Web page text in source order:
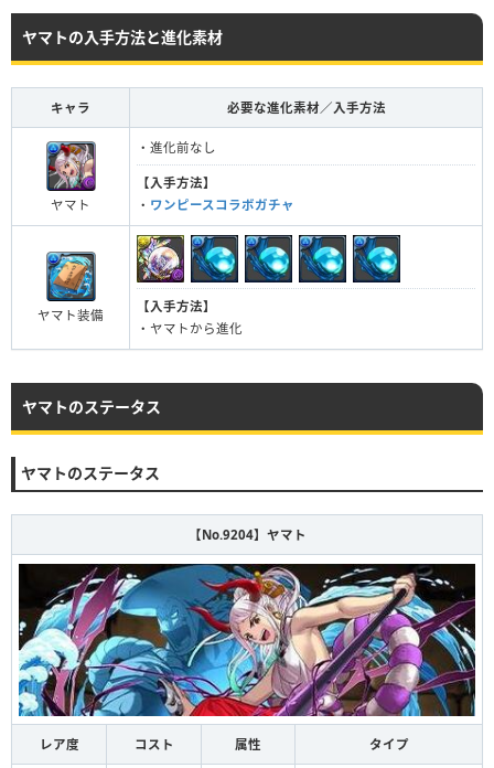
ヤマトの入手方法と進化素材
キャラ 必要な進化素材／入手方法
ヤマト
・進化前なし
【入手方法】
・ ワンピースコラボガチャ
ヤマト装備
【入手方法】
・ヤマトから進化
ヤマトのステータス
ヤマトのステータス
【No.9204】ヤマト
レア度 コスト 属性 タイプ